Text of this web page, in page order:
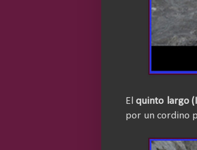
Elquinto largo
por un cordino